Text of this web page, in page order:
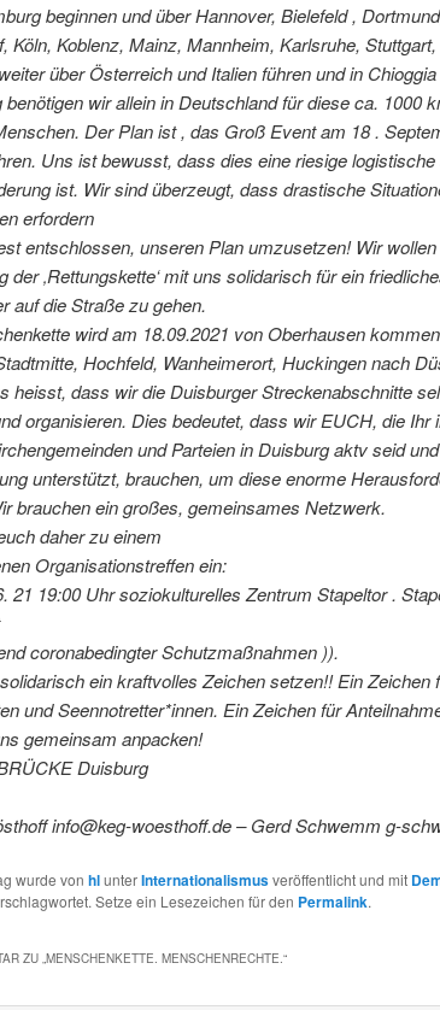
beginnen und über Hannover, Bielefeld ,
Köln, Koblenz, Mainz, Mannheim, Karlsruhe,
über Österreich und Italien führen und in
wir allein in Deutschland für diese ca. 1000
Der Plan ist , das Groß Event am 18 .
Uns ist bewusst, dass dies eine riesige
ist. Wir sind überzeugt, dass drastische
erfordern
entschlossen, unseren Plan umzusetzen! Wir
der ‚Rettungskette‘ mit uns solidarisch für ein
auf die Straße zu gehen.
wird am 18.09.2021 von Oberhausen
Hochfeld, Wanheimerort, Huckingen nach
heisst, dass wir die Duisburger Streckenabschnitte
organisieren. Dies bedeutet, dass wir EUCH, die Ihr
und Parteien in Duisburg aktv seid
unterstützt, brauchen, um diese enorme
brauchen ein großes, gemeinsames Netzwerk.
daher zu einem
Organisationstreffen ein:
21 19:00 Uhr soziokulturelles Zentrum Stapeltor .
coronabedingter Schutzmaßnahmen )).
ein kraftvolles Zeichen setzen!! Ein Zeichen
und Seennotretter*innen. Ein Zeichen für
gemeinsam anpacken!
Duisburg
info@keg-woesthoff.de – Gerd Schwemm g-
wurde von hlunterInternationalismusveröffentlicht und mit
Setze ein Lesezeichen für den Permalink.
ZU „ MENSCHENKETTE. MENSCHENRECHTE. “